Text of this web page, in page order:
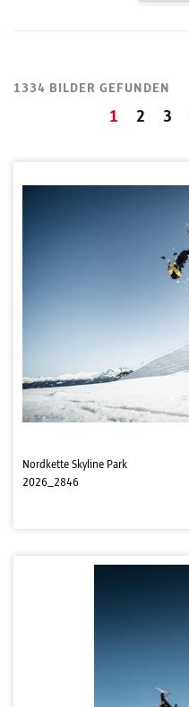
1334 BILDER GEFUNDEN
1 2 3
Nordkette Skyline Park
2026_2846